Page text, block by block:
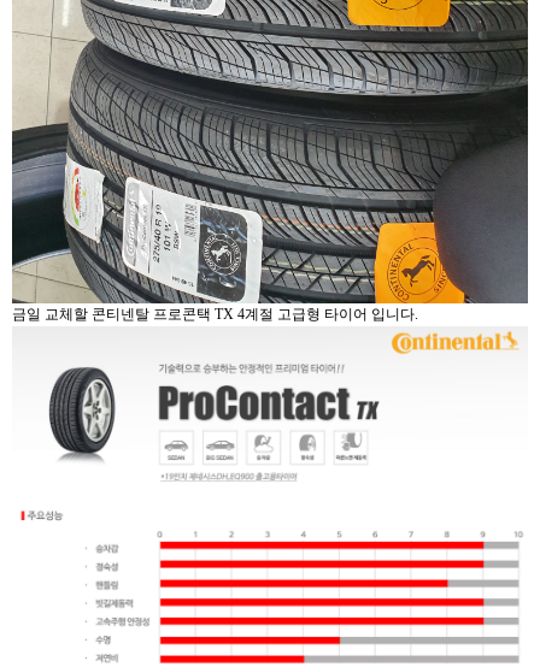
금일 교체할 콘티넨탈 프로콘택 TX 4계절 고급형 타이어 입니다.